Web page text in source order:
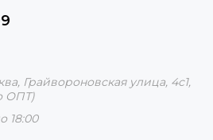
, Грайвороновская улица, 4с1,
ОПТ)
18:00